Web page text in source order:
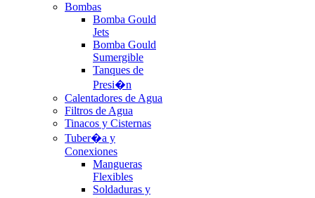
Bombas
Bomba Gould
Jets
Bomba Gould
Sumergible
Tanques de
Presi�n
Calentadores de Agua
Filtros de Agua
Tinacos y Cisternas
Tuber�a y
Conexiones
Mangueras
Flexibles
Soldaduras y